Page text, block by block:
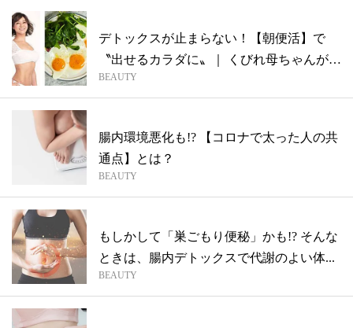
デトックスが止まらない！【朝便活】で
〝出せるカラダに〟｜ くびれ母ちゃんが教
える...
BEAUTY
腸内環境悪化も!? 【コロナで太った人の共
通点】とは？
BEAUTY
もしかして「巣ごもり便秘」かも!? そんな
ときは、腸内デトックスで代謝のよい体...
BEAUTY